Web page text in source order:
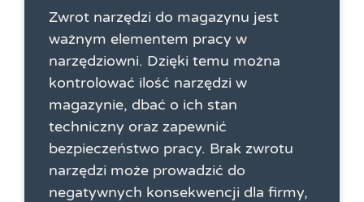
Zwrot narzędzi do magazynu jest
ważnym elementem pracy w
narzędziowni. Dzięki temu można
kontrolować ilość narzędzi w
magazynie, dbać o ich stan
techniczny oraz zapewnić
bezpieczeństwo pracy. Brak zwrotu
narzędzi może prowadzić do
negatywnych konsekwencji dla firmy,